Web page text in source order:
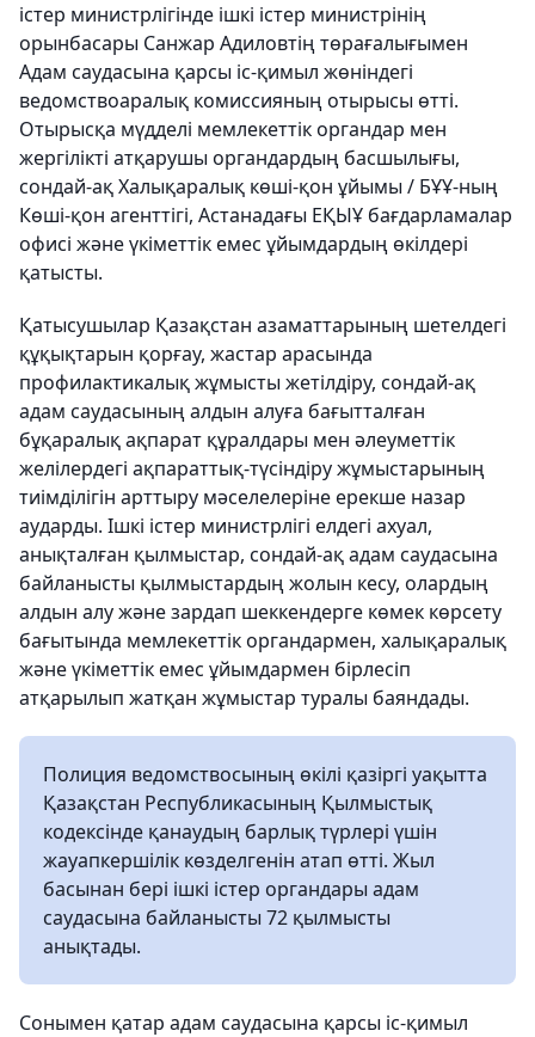
істер министрлігінде ішкі істер министрінің
орынбасары Санжар Адиловтің төрағалығымен
Адам саудасына қарсы іс-қимыл жөніндегі
ведомствоаралық комиссияның отырысы өтті.
Отырысқа мүдделі мемлекеттік органдар мен
жергілікті атқарушы органдардың басшылығы,
сондай-ақ Халықаралық көші-қон ұйымы / БҰҰ-ның
Көші-қон агенттігі, Астанадағы ЕҚЫҰ бағдарламалар
офисі және үкіметтік емес ұйымдардың өкілдері
қатысты.
Қатысушылар Қазақстан азаматтарының шетелдегі
құқықтарын қорғау, жастар арасында
профилактикалық жұмысты жетілдіру, сондай-ақ
адам саудасының алдын алуға бағытталған
бұқаралық ақпарат құралдары мен әлеуметтік
желілердегі ақпараттық-түсіндіру жұмыстарының
тиімділігін арттыру мәселелеріне ерекше назар
аударды. Ішкі істер министрлігі елдегі ахуал,
анықталған қылмыстар, сондай-ақ адам саудасына
байланысты қылмыстардың жолын кесу, олардың
алдын алу және зардап шеккендерге көмек көрсету
бағытында мемлекеттік органдармен, халықаралық
және үкіметтік емес ұйымдармен бірлесіп
атқарылып жатқан жұмыстар туралы баяндады.
Полиция ведомствосының өкілі қазіргі уақытта
Қазақстан Республикасының Қылмыстық
кодексінде қанаудың барлық түрлері үшін
жауапкершілік көзделгенін атап өтті. Жыл
басынан бері ішкі істер органдары адам
саудасына байланысты 72 қылмысты
анықтады.
Сонымен қатар адам саудасына қарсы іс-қимыл